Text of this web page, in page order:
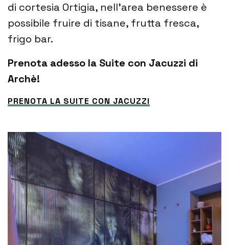
di cortesia Ortigia, nell'area benessere è
possibile fruire di tisane, frutta fresca,
frigo bar.
Prenota adesso la Suite con Jacuzzi di
Archè!
PRENOTA LA SUITE CON JACUZZI